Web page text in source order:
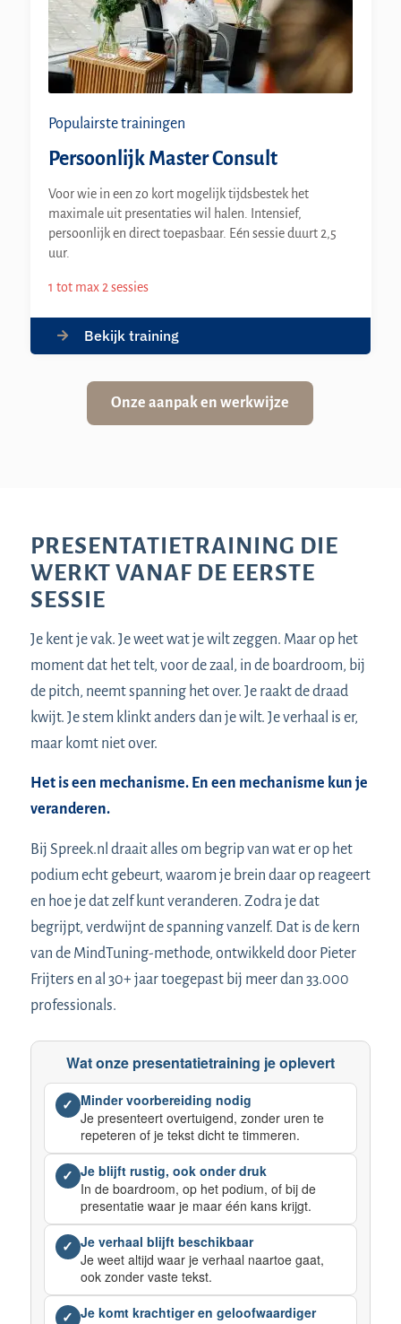
Populairste trainingen
Persoonlijk Master Consult
Voor wie in een zo kort mogelijk tijdsbestek het
maximale uit presentaties wil halen. Intensief,
persoonlijk en direct toepasbaar. Eén sessie duurt 2,5
uur.
1 tot max 2 sessies
Bekijk training
Onze aanpak en werkwijze
PRESENTATIETRAINING DIE
WERKT VANAF DE EERSTE
SESSIE
Je kent je vak. Je weet wat je wilt zeggen. Maar op het
moment dat het telt, voor de zaal, in de boardroom, bij
de pitch, neemt spanning het over. Je raakt de draad
kwijt. Je stem klinkt anders dan je wilt. Je verhaal is er,
maar komt niet over.
Het is een mechanisme. En een mechanisme kun je
veranderen.
Bij Spreek.nl draait alles om begrip van wat er op het
podium echt gebeurt, waarom je brein daar op reageert
en hoe je dat zelf kunt veranderen. Zodra je dat
begrijpt, verdwijnt de spanning vanzelf. Dat is de kern
van de MindTuning-methode, ontwikkeld door Pieter
Frijters en al 30+ jaar toegepast bij meer dan 33.000
professionals.
Wat onze presentatietraining je oplevert
✓ Minder voorbereiding nodig
Je presenteert overtuigend, zonder uren te
repeteren of je tekst dicht te timmeren.
✓ Je blijft rustig, ook onder druk
In de boardroom, op het podium, of bij de
presentatie waar je maar één kans krijgt.
✓ Je verhaal blijft beschikbaar
Je weet altijd waar je verhaal naartoe gaat,
ook zonder vaste tekst.
✓ Je komt krachtiger en geloofwaardiger